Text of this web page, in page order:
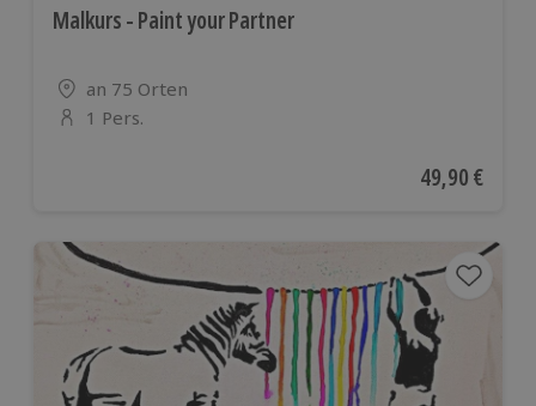
Malkurs - Paint your Partner
Standort
an 75 Orten
Anzahl der Teilnehmer
1 Pers.
Aktueller
49,90 €